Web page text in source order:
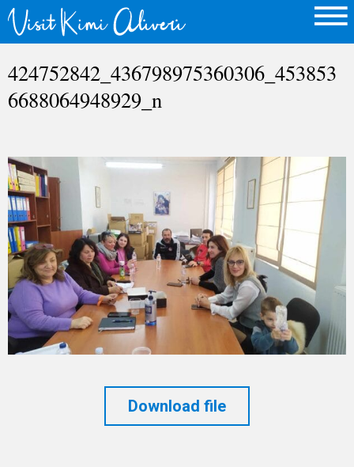
424752842_436798975360306_453853
6688064948929_n
Download file